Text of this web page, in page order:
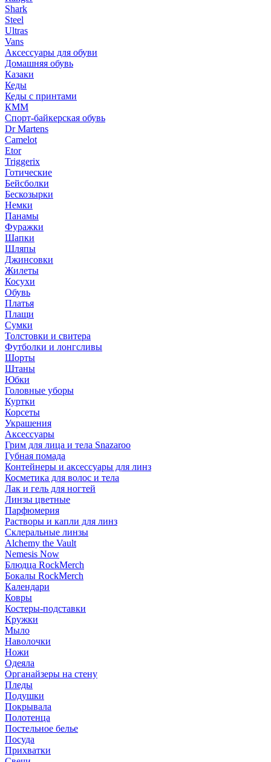
Shark
Steel
Ultras
Vans
Аксессуары для обуви
Домашняя обувь
Казаки
Кеды
Кеды с принтами
КММ
Спорт-байкерская обувь
Dr Martens
Camelot
Etor
Triggerix
Готические
Бейсболки
Бескозырки
Немки
Панамы
Фуражки
Шапки
Шляпы
Джинсовки
Жилеты
Косухи
Обувь
Платья
Плащи
Сумки
Толстовки и свитера
Футболки и лонгсливы
Шорты
Штаны
Юбки
Головные уборы
Куртки
Корсеты
Украшения
Аксессуары
Грим для лица и тела Snazaroo
Губная помада
Контейнеры и аксессуары для линз
Косметика для волос и тела
Лак и гель для ногтей
Линзы цветные
Парфюмерия
Растворы и капли для линз
Склеральные линзы
Alchemy the Vault
Nemesis Now
Блюдца RockMerch
Бокалы RockMerch
Календари
Ковры
Костеры-подставки
Кружки
Мыло
Наволочки
Ножи
Одеяла
Органайзеры на стену
Пледы
Подушки
Покрывала
Полотенца
Постельное белье
Посуда
Прихватки